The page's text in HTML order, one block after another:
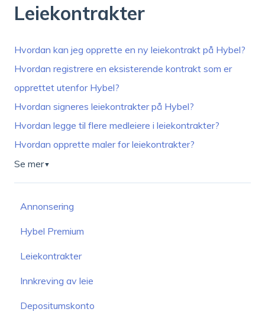
Leiekontrakter
Hvordan kan jeg opprette en ny leiekontrakt på Hybel?
Hvordan registrere en eksisterende kontrakt som er
opprettet utenfor Hybel?
Hvordan signeres leiekontrakter på Hybel?
Hvordan legge til flere medleiere i leiekontrakter?
Hvordan opprette maler for leiekontrakter?
Se mer▼
Annonsering
Hybel Premium
Leiekontrakter
Innkreving av leie
Depositumskonto